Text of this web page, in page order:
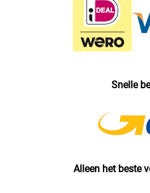
Snelle
Alleen het beste